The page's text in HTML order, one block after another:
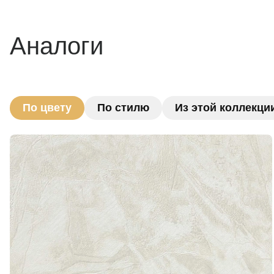
Аналоги
По цвету По стилю Из этой